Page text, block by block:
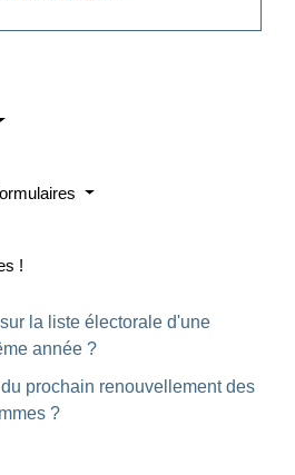
!
la liste électorale d'une
année ?
prochain renouvellement des
?